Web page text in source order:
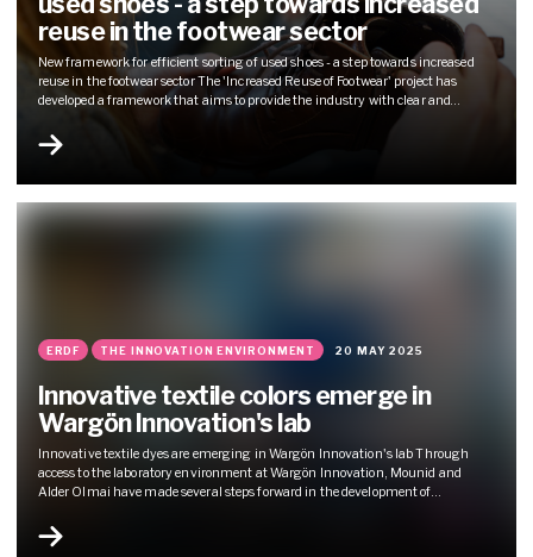
reuse in the footwear sector
New framework for efficient sorting of used shoes - a step towards increased
reuse in the footwear sector The 'Increased Reuse of Footwear' project has
developed a framework that aims to provide the industry with clear and
practical criteria to determine which shoes can be reused, which need to be
repaired and which should instead go...
ERDF THE INNOVATION ENVIRONMENT 20 MAY 2025
Innovative textile colors emerge in
Wargön Innovation's lab
Innovative textile dyes are emerging in Wargön Innovation's lab Through
access to the laboratory environment at Wargön Innovation, Mounid and
Alder Olmai have made several steps forward in the development of
innovative companies have the opportunity to test, develop and scale up their
ideas - from experimentation...